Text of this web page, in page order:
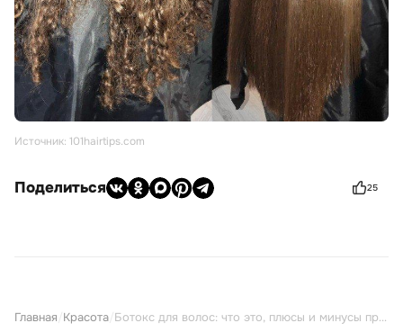
Источник: 101hairtips.com
Поделиться 25
Главная Красота Ботокс для волос: что это, плюсы и минусы процедуры